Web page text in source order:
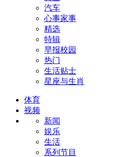
汽车
心事家事
精选
特辑
早报校园
热门
生活贴士
星座与生肖
体育
视频
新闻
娱乐
生活
系列节目